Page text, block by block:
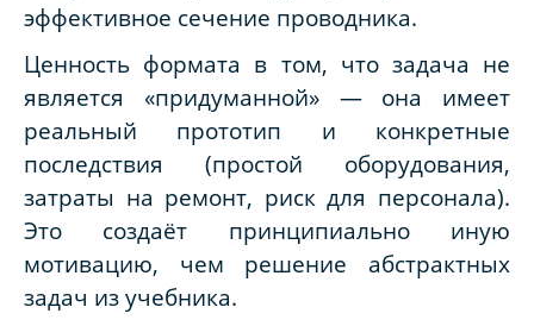
эффективное сечение проводника.
Ценность формата в том, что задача не
является «придуманной» — она имеет
реальный прототип и конкретные
последствия (простой оборудования,
затраты на ремонт, риск для персонала).
Это создаёт принципиально иную
мотивацию, чем решение абстрактных
задач из учебника.